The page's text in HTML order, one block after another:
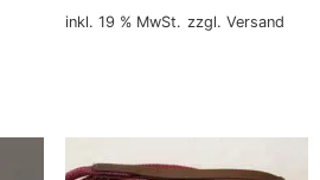
inkl. 19 % MwSt. zzgl. Versand